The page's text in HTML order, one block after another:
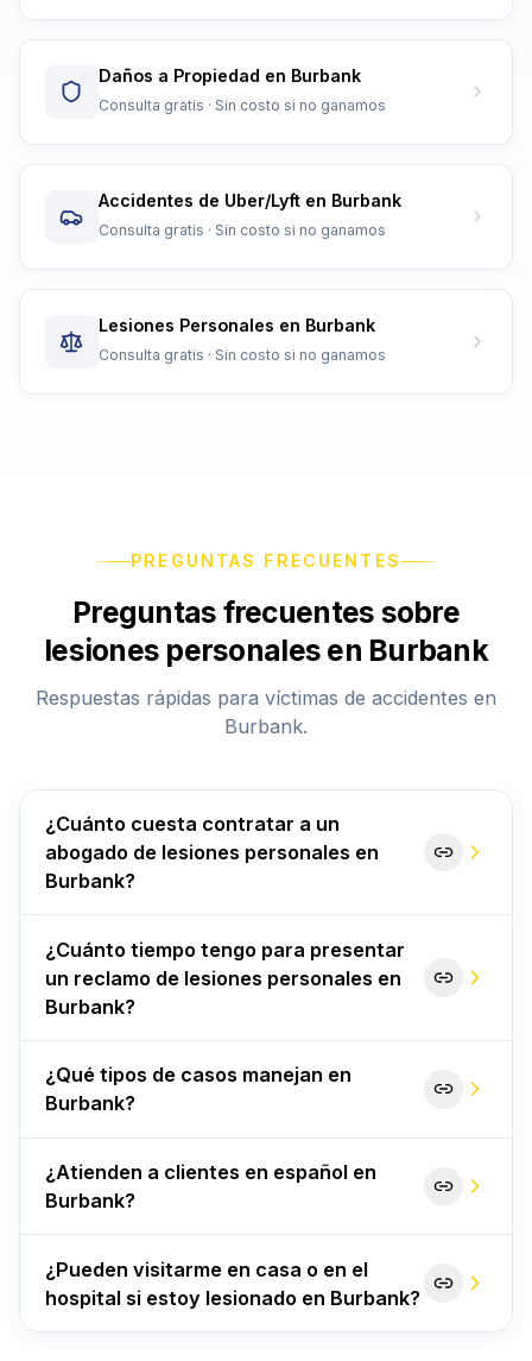
Daños a Propiedad en Burbank
Consulta gratis · Sin costo si no ganamos
Accidentes de Uber/Lyft en Burbank
Consulta gratis · Sin costo si no ganamos
Lesiones Personales en Burbank
Consulta gratis · Sin costo si no ganamos
PREGUNTAS FRECUENTES
Preguntas frecuentes sobre
lesiones personales en Burbank
Respuestas rápidas para víctimas de accidentes en
Burbank.
¿Cuánto cuesta contratar a un
abogado de lesiones personales en
Burbank?
¿Cuánto tiempo tengo para presentar
un reclamo de lesiones personales en
Burbank?
¿Qué tipos de casos manejan en
Burbank?
¿Atienden a clientes en español en
Burbank?
¿Pueden visitarme en casa o en el
hospital si estoy lesionado en Burbank?